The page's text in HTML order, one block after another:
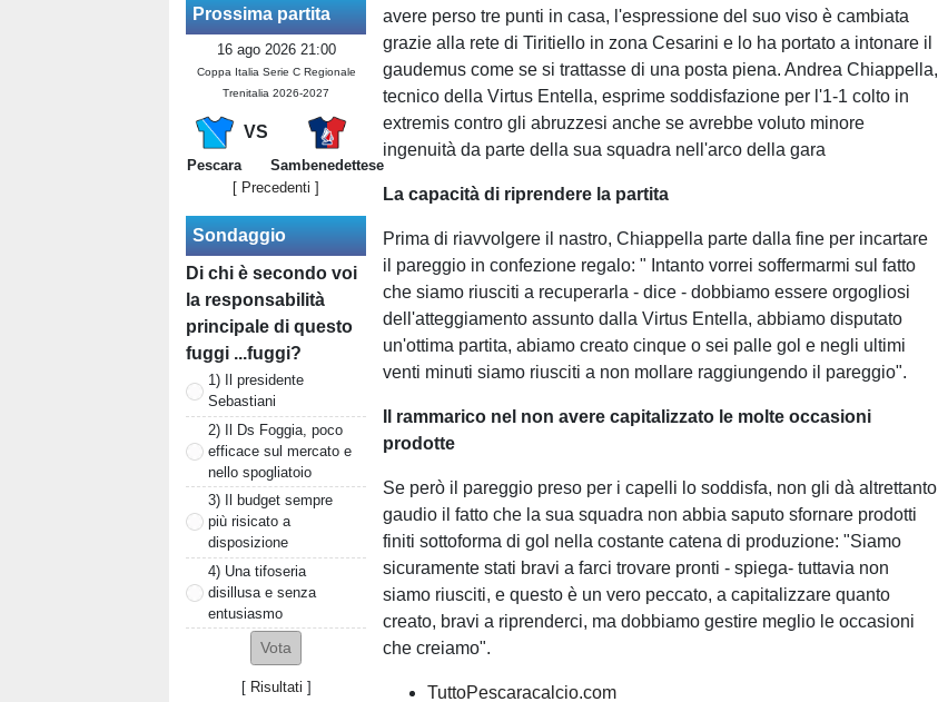
Prossima partita
16 ago 2026 21:00
Coppa Italia Serie C Regionale
Trenitalia 2026-2027
VS
Pescara
Sambenedettese
[ Precedenti ]
Sondaggio
Di chi è secondo voi
la responsabilità
principale di questo
fuggi ...fuggi?
1) Il presidente
Sebastiani
2) Il Ds Foggia, poco
efficace sul mercato e
nello spogliatoio
3) Il budget sempre
più risicato a
disposizione
4) Una tifoseria
disillusa e senza
entusiasmo
[ Risultati ]
avere perso tre punti in casa, l'espressione del suo viso è cambiata
grazie alla rete di Tiritiello in zona Cesarini e lo ha portato a intonare il
gaudemus come se si trattasse di una posta piena. Andrea Chiappella,
tecnico della Virtus Entella, esprime soddisfazione per l'1-1 colto in
extremis contro gli abruzzesi anche se avrebbe voluto minore
ingenuità da parte della sua squadra nell'arco della gara
La capacità di riprendere la partita
Prima di riavvolgere il nastro, Chiappella parte dalla fine per incartare
il pareggio in confezione regalo: " Intanto vorrei soffermarmi sul fatto
che siamo riusciti a recuperarla - dice - dobbiamo essere orgogliosi
dell'atteggiamento assunto dalla Virtus Entella, abbiamo disputato
un'ottima partita, abiamo creato cinque o sei palle gol e negli ultimi
venti minuti siamo riusciti a non mollare raggiungendo il pareggio".
Il rammarico nel non avere capitalizzato le molte occasioni
prodotte
Se però il pareggio preso per i capelli lo soddisfa, non gli dà altrettanto
gaudio il fatto che la sua squadra non abbia saputo sfornare prodotti
finiti sottoforma di gol nella costante catena di produzione: "Siamo
sicuramente stati bravi a farci trovare pronti - spiega- tuttavia non
siamo riusciti, e questo è un vero peccato, a capitalizzare quanto
creato, bravi a riprenderci, ma dobbiamo gestire meglio le occasioni
che creiamo".
TuttoPescaracalcio.com